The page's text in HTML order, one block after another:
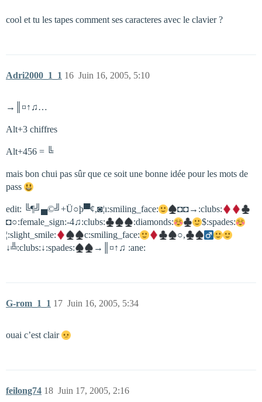
cool et tu les tapes comment ses caracteres avec le clavier ?
Adri2000_1_1 Juin 16, 2005, 5:10
16
→║¤↑♫…
Alt+3 chiffres
Alt+456 = ╚
mais bon chui pas sûr que ce soit une bonne idée pour les mots de
pass
edit: ╚¶╝▄©╝+Ü○þ▀¢,◙¦ı:smiling_face:
◘◘→:clubs:
◘○:female_sign:-4♫:clubs:
:diamonds:
$:spades:
¦:slight_smile:
c​:smiling_face:
○,
↓╩:clubs:↓:spades:
→║¤↑♫ :ane:
G-rom_1_1 Juin 16, 2005, 5:34
17
ouai c’est clair
feilong74 Juin 17, 2005, 2:16
18